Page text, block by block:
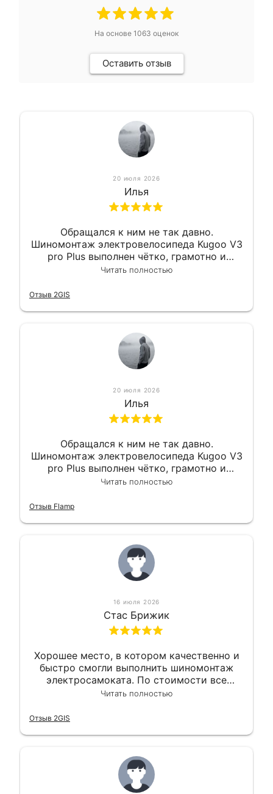
На основе 1063 оценок
Оставить отзыв
20 июля 2026
Илья
Обращался к ним не так давно.
Шиномонтаж электровелосипеда Kugoo V3
pro Plus выполнен чётко, грамотно и
квалифицированно. Всё сделано
Читать полностью
Отзыв 2GIS
20 июля 2026
Илья
Обращался к ним не так давно.
Шиномонтаж электровелосипеда Kugoo V3
pro Plus выполнен чётко, грамотно и
квалифицированно. Всё сделано
Читать полностью
Отзыв Flamp
16 июля 2026
Стас Брижик
Хорошее место, в котором качественно и
быстро смогли выполнить шиномонтаж
электросамоката. По стоимости все
вышло вообще приемлемо хочу сказать.
Читать полностью
Отзыв 2GIS